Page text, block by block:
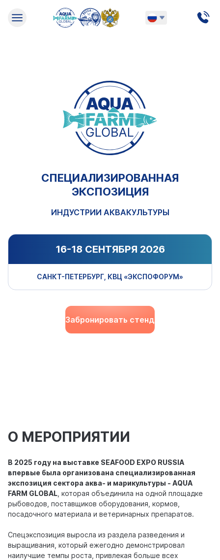
СПЕЦИАЛИЗИРОВАННАЯ
ЭКСПОЗИЦИЯ
ИНДУСТРИИ АКВАКУЛЬТУРЫ
16-18 СЕНТЯБРЯ 2026
САНКТ-ПЕТЕРБУРГ, КВЦ «ЭКСПОФОРУМ»
Забронировать стенд
О МЕРОПРИЯТИИ
В 2025 году на выставке SEAFOOD EXPO RUSSIA
впервые была организована специализированная
экспозиция сектора аква- и марикультуры - AQUA
FARM GLOBAL , которая объединила на одной площадке
рыбоводов, поставщиков оборудования, кормов,
посадочного материала и ветеринарных препаратов.
Спецэкспозиция выросла из раздела разведения и
выращивания, который ежегодно демонстрировал
наилучшие темпы роста, привлекая больше всех